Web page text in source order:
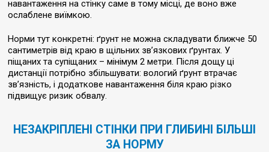
навантаження на стінку саме в тому місці, де воно вже
ослаблене виїмкою.
Норми тут конкретні: ґрунт не можна складувати ближче 50
сантиметрів від краю в щільних зв’язкових ґрунтах. У
піщаних та супіщаних – мінімум 2 метри. Після дощу ці
дистанції потрібно збільшувати: вологий ґрунт втрачає
зв’язність, і додаткове навантаження біля краю різко
підвищує ризик обвалу.
НЕЗАКРІПЛЕНІ СТІНКИ ПРИ ГЛИБИНІ БІЛЬШІ
ЗА НОРМУ